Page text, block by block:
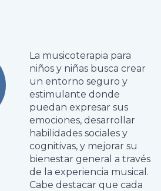
La musicoterapia para
niños y niñas busca crear
un entorno seguro y
estimulante donde
puedan expresar sus
emociones, desarrollar
habilidades sociales y
cognitivas, y mejorar su
bienestar general a través
de la experiencia musical.
Cabe destacar que cada